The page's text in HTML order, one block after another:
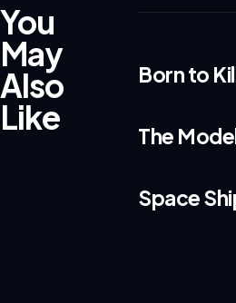
You
May
Also
Like
Born to
The
Space